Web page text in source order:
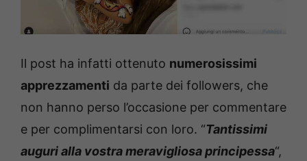
Il post ha infatti ottenuto numerosissimi
apprezzamenti da parte dei followers, che
non hanno perso l’occasione per commentare
e per complimentarsi con loro. “Tantissimi
auguri alla vostra meravigliosa principessa“,